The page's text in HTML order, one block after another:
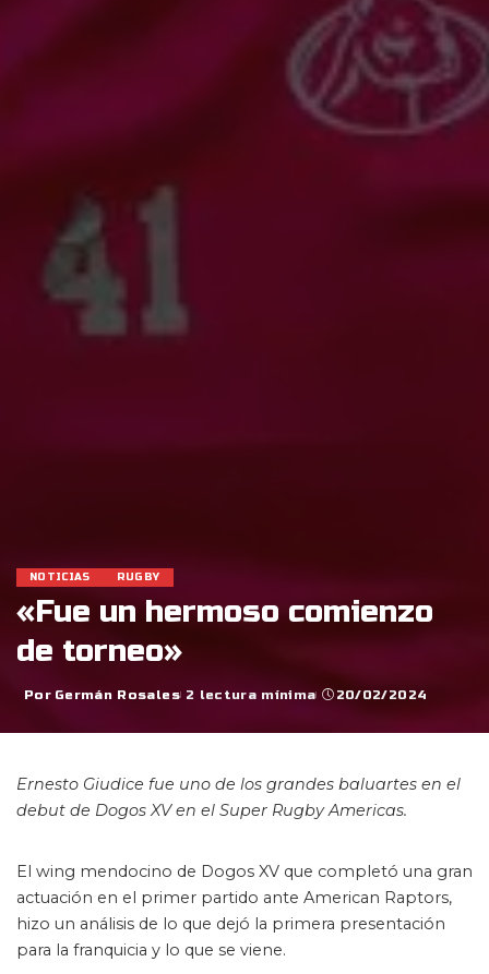
NOTICIAS RUGBY
«Fue un hermoso comienzo
de torneo»
Posted
Por Germán Rosales 2 lectura mínima 20/02/2024
Ernesto Giudice fue uno de los grandes baluartes en el
debut de Dogos XV en el Super Rugby Americas.
El wing mendocino de Dogos XV que completó una gran
actuación en el primer partido ante American Raptors,
hizo un análisis de lo que dejó la primera presentación
para la franquicia y lo que se viene.